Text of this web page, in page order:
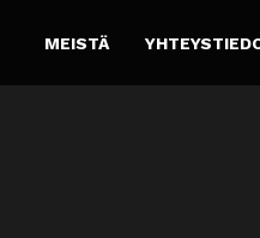
MEISTÄ